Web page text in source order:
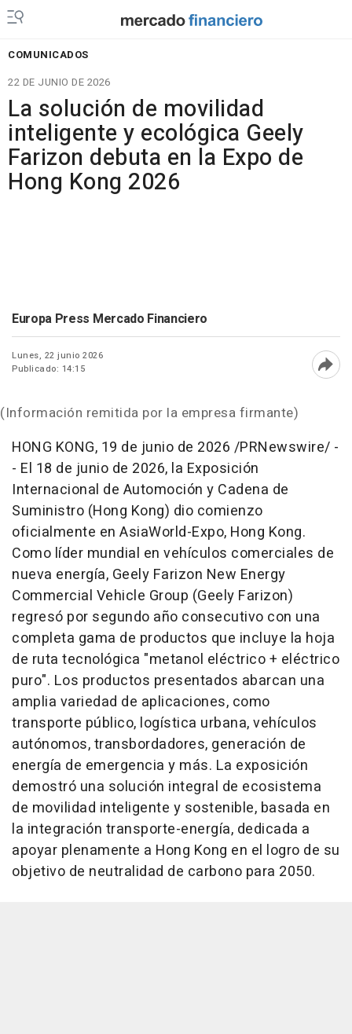
COMUNICADOS
22 DE JUNIO DE 2026
La solución de movilidad
inteligente y ecológica Geely
Farizon debuta en la Expo de
Hong Kong 2026
Europa Press Mercado Financiero
Lunes, 22 junio 2026
Publicado: 14:15
(Información remitida por la empresa firmante)
HONG KONG, 19 de junio de 2026 /PRNewswire/ -
- El 18 de junio de 2026, la Exposición
Internacional de Automoción y Cadena de
Suministro (Hong Kong) dio comienzo
oficialmente en AsiaWorld-Expo, Hong Kong.
Como líder mundial en vehículos comerciales de
nueva energía, Geely Farizon New Energy
Commercial Vehicle Group (Geely Farizon)
regresó por segundo año consecutivo con una
completa gama de productos que incluye la hoja
de ruta tecnológica "metanol eléctrico + eléctrico
puro". Los productos presentados abarcan una
amplia variedad de aplicaciones, como
transporte público, logística urbana, vehículos
autónomos, transbordadores, generación de
energía de emergencia y más. La exposición
demostró una solución integral de ecosistema
de movilidad inteligente y sostenible, basada en
la integración transporte-energía, dedicada a
apoyar plenamente a Hong Kong en el logro de su
objetivo de neutralidad de carbono para 2050.